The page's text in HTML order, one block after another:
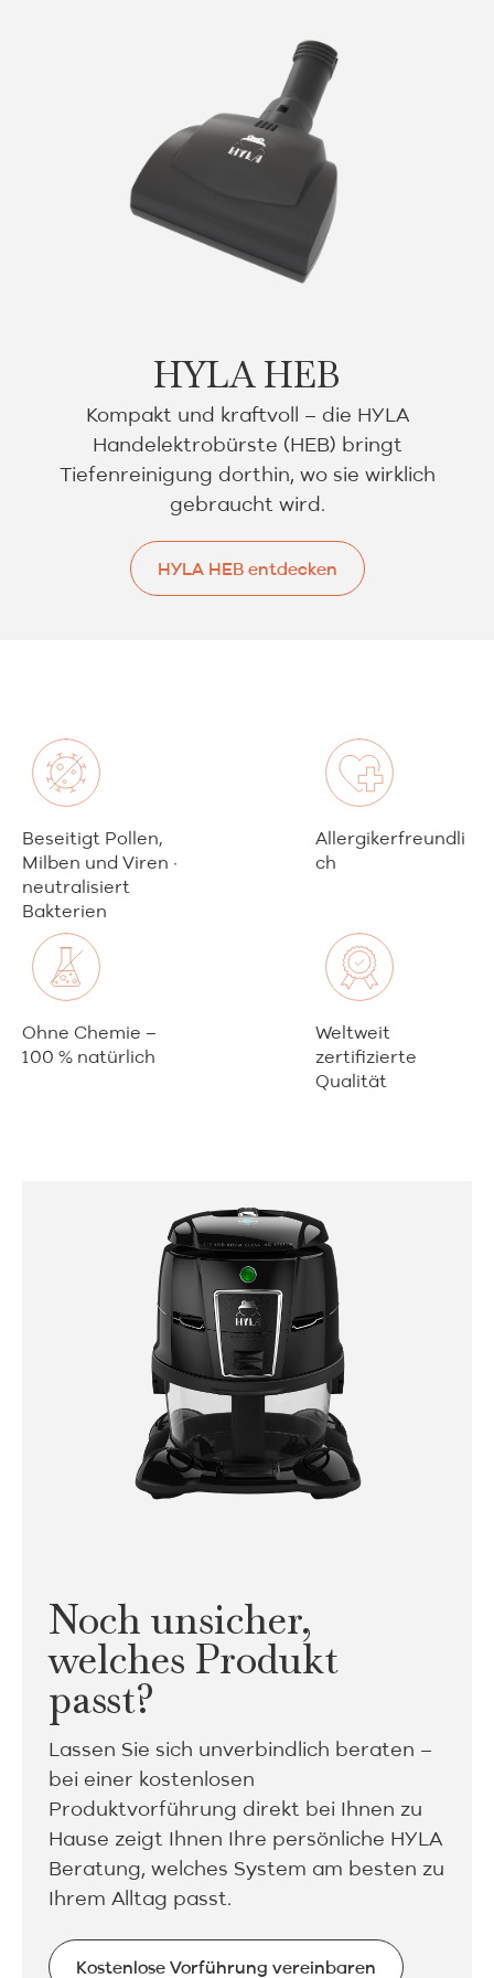
HYLA HEB
Kompakt und kraftvoll – die HYLA
Handelektrobürste (HEB) bringt
Tiefenreinigung dorthin, wo sie wirklich
gebraucht wird.
HYLA HEB entdecken
Beseitigt Pollen,
Milben und Viren ·
neutralisiert
Bakterien
Allergikerfreundli
ch
Ohne Chemie –
100 % natürlich
Weltweit
zertifizierte
Qualität
Noch unsicher,
welches Produkt
passt?
Lassen Sie sich unverbindlich beraten –
bei einer kostenlosen
Produktvorführung direkt bei Ihnen zu
Hause zeigt Ihnen Ihre persönliche HYLA
Beratung, welches System am besten zu
Ihrem Alltag passt.
Kostenlose Vorführung vereinbaren